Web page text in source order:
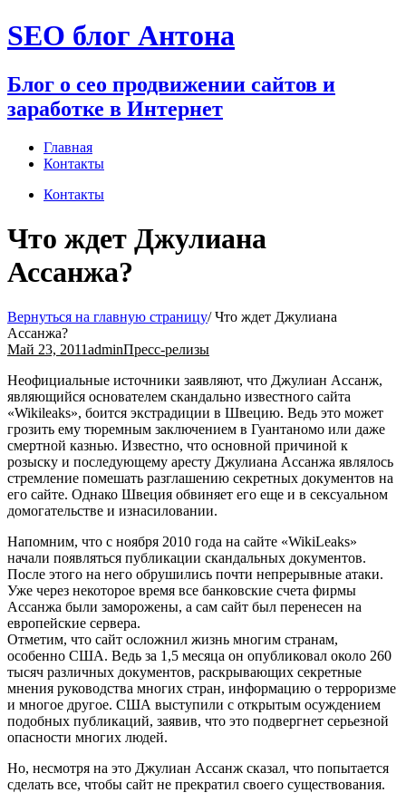
Перейти
к
SEO блог Антона
Блог о сео продвижении сайтов и
заработке в Интернет
Главная
Контакты
Контакты
Что ждет Джулиана
Ассанжа?
Вернуться на главную страницу/Что ждет Джулиана
Ассанжа?
Май 23, 2011adminПресс-релизы
Неофициальные источники заявляют, что Джулиан Ассанж,
являющийся основателем скандально известного сайта
«Wikileaks», боится экстрадиции в Швецию. Ведь это может
грозить ему тюремным заключением в Гуантаномо или даже
смертной казнью. Известно, что основной причиной к
розыску и последующему аресту Джулиана Ассанжа являлось
стремление помешать разглашению секретных документов на
его сайте. Однако Швеция обвиняет его еще и в сексуальном
домогательстве и изнасиловании.
Напомним, что с ноября 2010 года на сайте «WikiLeaks»
начали появляться публикации скандальных документов.
После этого на него обрушились почти непрерывные атаки.
Уже через некоторое время все банковские счета фирмы
Ассанжа были заморожены, а сам сайт был перенесен на
европейские сервера.
Отметим, что сайт осложнил жизнь многим странам,
особенно США. Ведь за 1,5 месяца он опубликовал около 260
тысяч различных документов, раскрывающих секретные
мнения руководства многих стран, информацию о терроризме
и многое другое. США выступили с открытым осуждением
подобных публикаций, заявив, что это подвергнет серьезной
опасности многих людей.
Но, несмотря на это Джулиан Ассанж сказал, что попытается
сделать все, чтобы сайт не прекратил своего существования.